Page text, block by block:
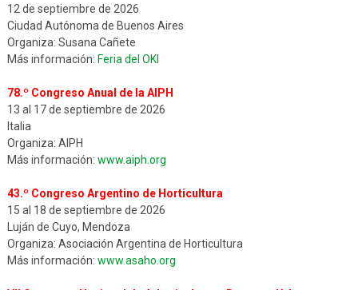
12 de septiembre de 2026
Ciudad Autónoma de Buenos Aires
Organiza: Susana Cañete
Más información: Feria del OKI
78.º Congreso Anual de la AIPH
13 al 17 de septiembre de 2026
Italia
Organiza: AIPH
Más información: www.aiph.org
43.º Congreso Argentino de Horticultura
15 al 18 de septiembre de 2026
Luján de Cuyo, Mendoza
Organiza: Asociación Argentina de Horticultura
Más información: www.asaho.org